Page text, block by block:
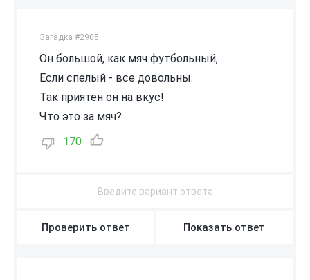
Загадка #2905
Он большой, как мяч футбольный,
Если спелый - все довольны.
Так приятен он на вкус!
Что это за мяч?
170
Проверить ответ Показать ответ